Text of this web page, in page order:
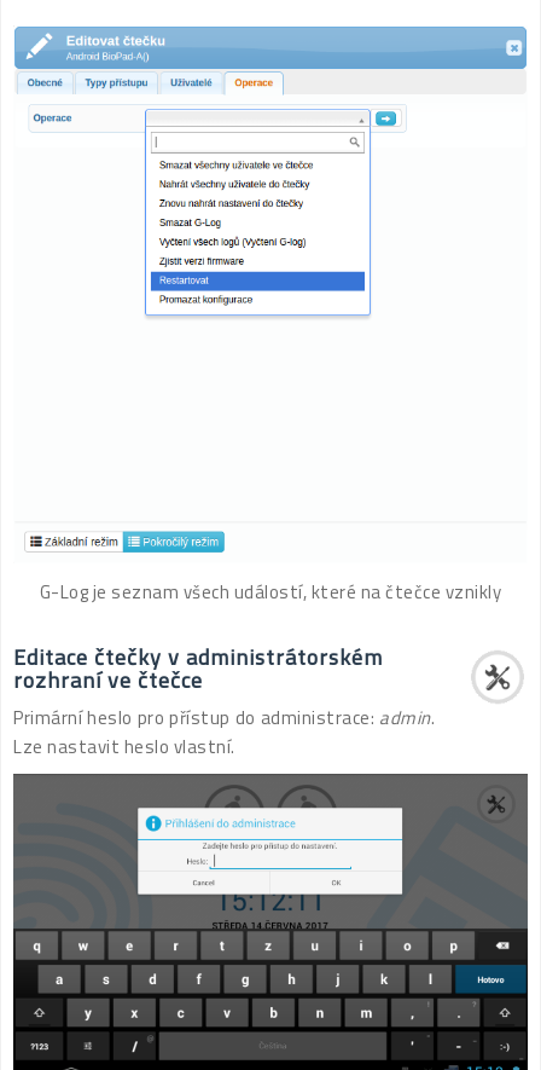
G-Log je seznam všech událostí, které na čtečce vznikly
Editace čtečky v administrátorském
rozhraní ve čtečce
Primární heslo pro přístup do administrace: admin.
Lze nastavit heslo vlastní.